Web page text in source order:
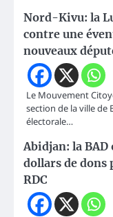
Nord-Kivu: la
contre une
nouveaux
Le Mouvement
section de la ville de
électorale…
Abidjan: la
dollars de dons
RDC